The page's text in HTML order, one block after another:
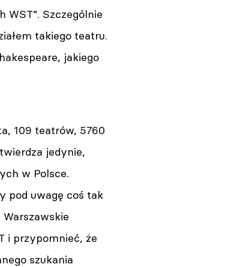
Szczególnie
takiego teatru.
jakiego
109 teatrów, 5760
jedynie,
w Polsce.
pod uwagę coś tak
i przypomnieć, że
szukania